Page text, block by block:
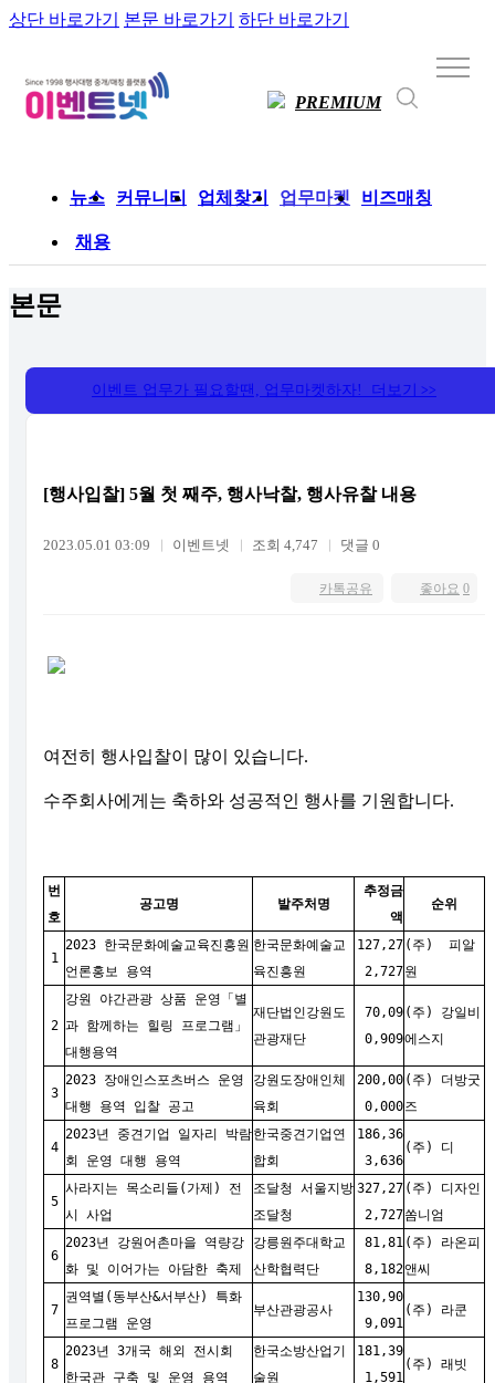
상단 바로가기 본문 바로가기 하단 바로가기
PREMIUM
뉴스 커뮤니티 업체찾기 업무마켓 비즈매칭
채용
본문
이벤트 업무가 필요할땐, 업무마켓하자! 더보기 >>
[행사입찰] 5월 첫 째주, 행사낙찰, 행사유찰 내용
2023.05.01 03:09 이벤트넷 조회 4,747 댓글 0
좋아요 0
카톡공유
여전히 행사입찰이 많이 있습니다.
수주회사에게는 축하와 성공적인 행사를 기원합니다.
번
호
공고명 발주처명
추정금
액
순위
1
2023 한국문화예술교육진흥원
언론홍보 용역
한국문화예술교
육진흥원
127,27
2,727
(주) 피알
원
2
강원 야간관광 상품 운영「별
과 함께하는 힐링 프로그램」
대행용역
재단법인강원도
관광재단
70,09
0,909
(주) 강일비
에스지
3
2023 장애인스포츠버스 운영
대행 용역 입찰 공고
강원도장애인체
육회
200,00
0,000
(주) 더방굿
즈
4
2023년 중견기업 일자리 박람
회 운영 대행 용역
한국중견기업연
합회
186,36
3,636
(주) 디
5
사라지는 목소리들(가제) 전
시 사업
조달청 서울지방
조달청
327,27
2,727
(주) 디자인
쏨니엄
6
2023년 강원어촌마을 역량강
화 및 이어가는 아담한 축제
강릉원주대학교
산학협력단
81,81
8,182
(주) 라온피
앤씨
7
권역별(동부산&서부산) 특화
프로그램 운영
부산관광공사
130,90
9,091
(주) 라쿤
8
2023년 3개국 해외 전시회
한국관 구축 및 운영 용역
한국소방산업기
술원
181,39
1,591
(주) 래빗